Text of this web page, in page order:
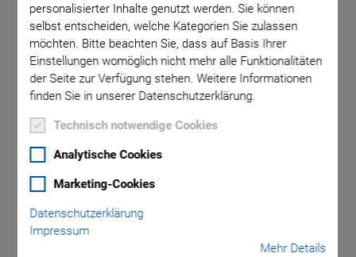
personalisierter Inhalte genutzt werden. Sie können
selbst entscheiden, welche Kategorien Sie zulassen
möchten. Bitte beachten Sie, dass auf Basis Ihrer
Einstellungen womöglich nicht mehr alle Funktionalitäten
der Seite zur Verfügung stehen. Weitere Informationen
finden Sie in unserer Datenschutzerklärung.
Technisch notwendige Cookies
Analytische Cookies
Marketing-Cookies
Datenschutzerklärung
Impressum
Mehr Details
P-737.AP1
Einlegerahmen für